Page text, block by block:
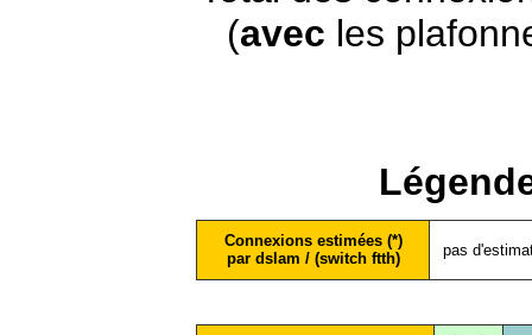
(avec les
Connexions estimées (*)
par dslam / (switch ftth)
pas